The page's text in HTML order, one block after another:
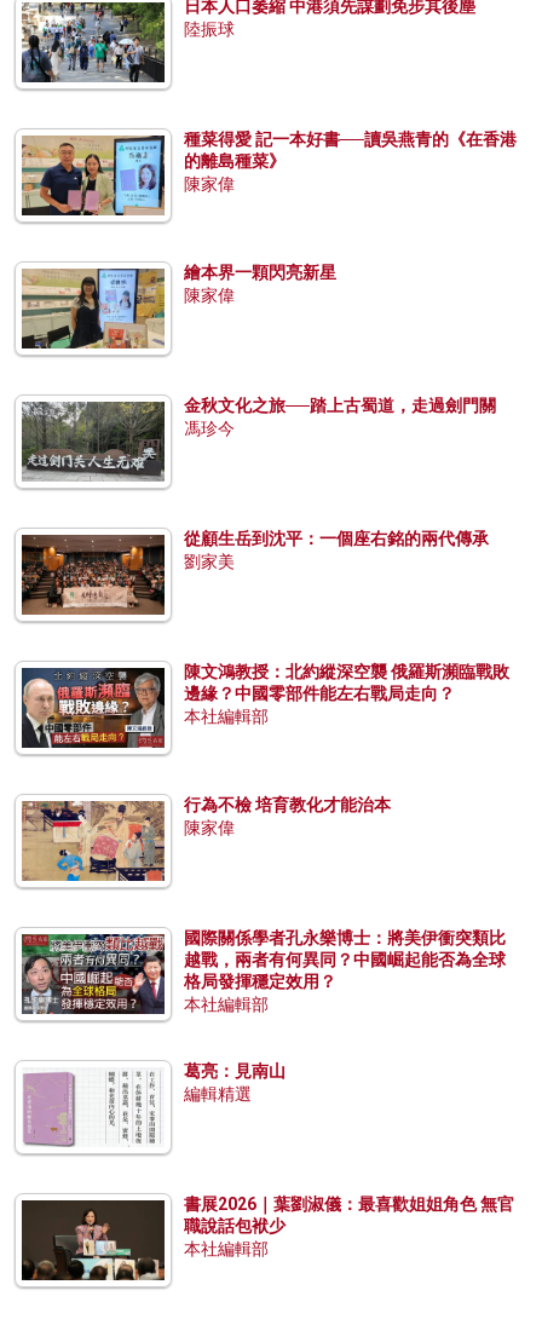
日本人口萎縮 中港須先謀劃免步其後塵
陸振球
種菜得愛 記一本好書──讀吳燕青的《在香港
的離島種菜》
陳家偉
繪本界一顆閃亮新星
陳家偉
金秋文化之旅──踏上古蜀道，走過劍門關
馮珍今
從顧生岳到沈平：一個座右銘的兩代傳承
劉家美
陳文鴻教授：北約縱深空襲 俄羅斯瀕臨戰敗
邊緣？中國零部件能左右戰局走向？
本社編輯部
行為不檢 培育教化才能治本
陳家偉
國際關係學者孔永樂博士：將美伊衝突類比
越戰，兩者有何異同？中國崛起能否為全球
格局發揮穩定效用？
本社編輯部
葛亮：見南山
編輯精選
書展2026｜葉劉淑儀：最喜歡姐姐角色 無官
職說話包袱少
本社編輯部